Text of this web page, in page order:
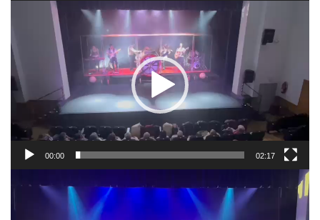
Reproductor
vídeo
00:00 02:17
vídeo